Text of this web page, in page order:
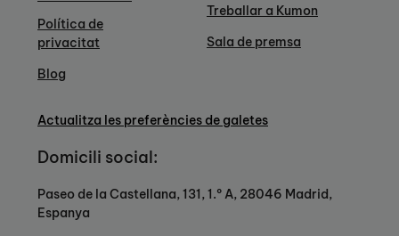
Política de
privacitat
Blog
Treballar a Kumon
Sala de premsa
Actualitza les preferències de galetes
Domicili social:
Paseo de la Castellana, 131, 1.º A, 28046 Madrid,
Espanya